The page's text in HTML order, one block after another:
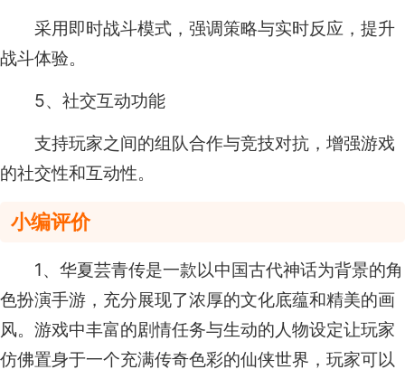
采用即时战斗模式，强调策略与实时反应，提升
战斗体验。
5、社交互动功能
支持玩家之间的组队合作与竞技对抗，增强游戏
的社交性和互动性。
小编评价
1、华夏芸青传是一款以中国古代神话为背景的角
色扮演手游，充分展现了浓厚的文化底蕴和精美的画
风。游戏中丰富的剧情任务与生动的人物设定让玩家
仿佛置身于一个充满传奇色彩的仙侠世界，玩家可以